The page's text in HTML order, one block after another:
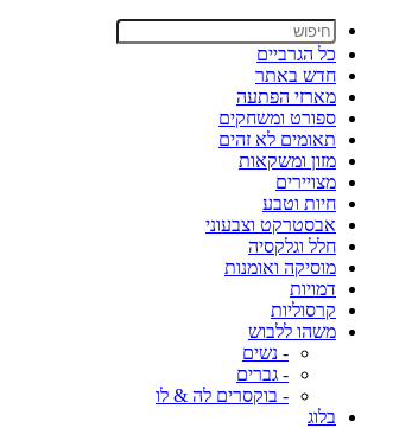
כל הגרביים
חדש באתר
מארזי הפתעה
ספורט ומשחקים
תאומים לא זהים
מזון ומשקאות
מצויירים
חיות וטבע
אבסטרקט וצבעוני
חלל וגלקסיה
מוסיקה ואומנות
דמויות
קרסוליות
משהו ללבוש
- נשים
- גברים
- בוקסרים לה & לו
בלוג